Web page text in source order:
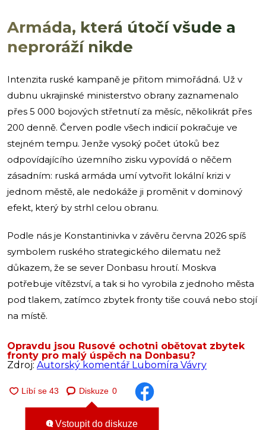
Armáda, která útočí všude a
neproráží nikde
Intenzita ruské kampaně je přitom mimořádná. Už v
dubnu ukrajinské ministerstvo obrany zaznamenalo
přes 5 000 bojových střetnutí za měsíc, několikrát přes
200 denně. Červen podle všech indicií pokračuje ve
stejném tempu. Jenže vysoký počet útoků bez
odpovídajícího územního zisku vypovídá o něčem
zásadním: ruská armáda umí vytvořit lokální krizi v
jednom městě, ale nedokáže ji proměnit v dominový
efekt, který by strhl celou obranu.
Podle nás je Konstantinivka v závěru června 2026 spíš
symbolem ruského strategického dilematu než
důkazem, že se sever Donbasu hroutí. Moskva
potřebuje vítězství, a tak si ho vyrobila z jednoho města
pod tlakem, zatímco zbytek fronty tiše couvá nebo stojí
na místě.
Opravdu jsou Rusové ochotni obětovat zbytek
fronty pro malý úspěch na Donbasu?
Zdroj: Autorský komentář Lubomíra Vávry
Diskuze 0
Vstoupit do diskuze